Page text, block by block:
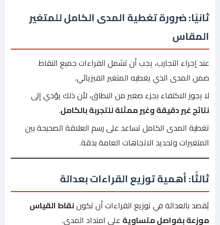
ثانيًا: ضرورة تغطية المدى الكامل للمتغير
المقاس
عند إجراء التجارب، يجب أن تشمل القراءات جميع النقاط
ضمن المدى الذي يغطيه المتغير الفيزيائي.
لا يجوز الاكتفاء بجزء صغير من النطاق، لأن ذلك يؤدي إلى
نتائج غير دقيقة وغير ممثلة للتجربة بالكامل.
تغطية المدى الكامل تساعد على رسم العلاقة الصحيحة بين
المتغيرات وتحديد الاتجاهات العامة بدقة.
ثالثًا: أهمية توزيع القراءات بعدالة
يُقصد بالعدالة في توزيع القراءات أن تكوننقاط القياس
موزعة بفواصل متساوية على امتداد المدى.